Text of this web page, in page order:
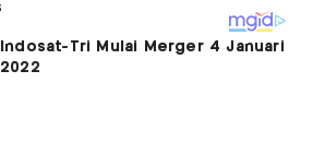
Indosat-Tri Mulai Merger 4 Januari
2022